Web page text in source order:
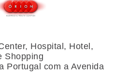
Hospital, Hotel,
Shopping
Portugal com a Avenida